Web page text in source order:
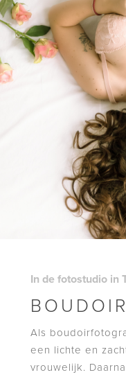
In de fotostudio in
Als
een lichte en
vrouwelijk.